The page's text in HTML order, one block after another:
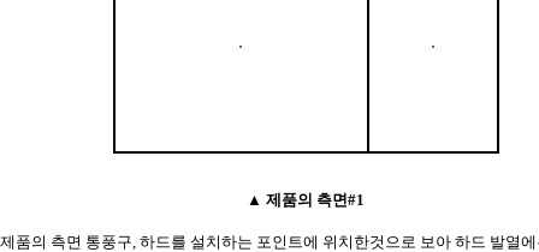
▲ 제품의 측면#1
제품의 측면 통풍구, 하드를 설치하는 포인트에 위치한것으로 보아 하드 발열